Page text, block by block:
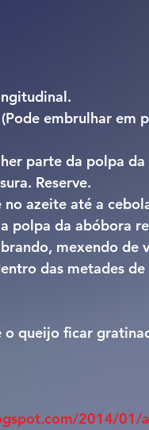
embrulhar em
parte da polpa
Reserve.
azeite até a
polpa da abóbora
mexendo de
das metades
o queijo ficar
2014/01/